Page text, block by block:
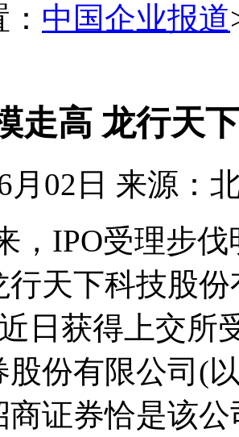
中国企业报道
走高 龙行天
月02日 来源：
，IPO受理步
行天下科技股
日获得上交所
股份有限公司(
商证券恰是该